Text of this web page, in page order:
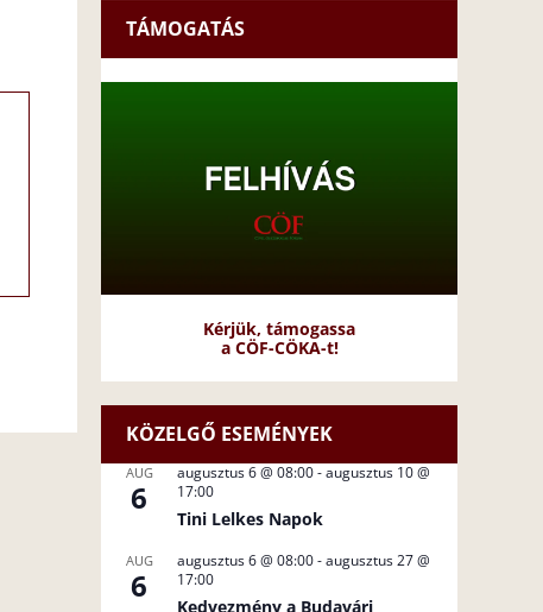
TÁMOGATÁS
Kérjük, támogassa
a CÖF-CÖKA-t!
KÖZELGŐ ESEMÉNYEK
AUG
6
augusztus 6 @ 08:00-augusztus 10 @
17:00
Tini Lelkes Napok
AUG
6
augusztus 6 @ 08:00-augusztus 27 @
17:00
Kedvezmény a Budavári